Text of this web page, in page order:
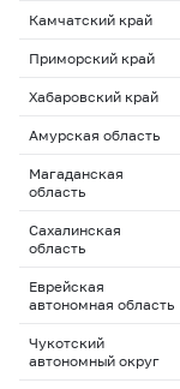
Камчатский край
Приморский край
Хабаровский край
Амурская область
Магаданская
область
Сахалинская
область
Еврейская
автономная область
Чукотский
автономный округ